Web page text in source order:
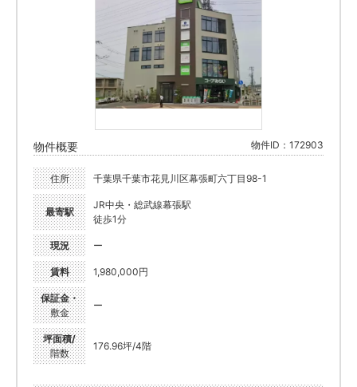
物件概要 物件ID：172903
住所 千葉県千葉市花見川区幕張町六丁目98-1
最寄駅
JR中央・総武線幕張駅
徒歩1分
現況 ー
賃料 1,980,000円
保証金・
敷金
ー
坪面積/
階数
176.96坪/4階